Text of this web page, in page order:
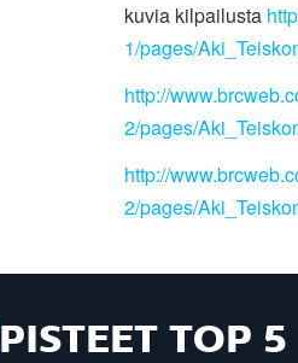
kuvia kilpailusta
1/pages/
http://
2/pages/
http://
2/pages/
PISTEET TOP 5